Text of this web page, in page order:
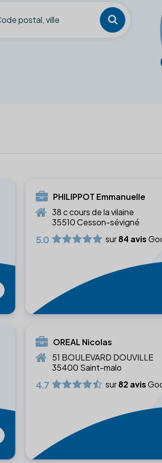
PHILIPPOT Emmanuelle
38 c cours de la vilaine
35510 Cesson-sévigné
5.0 sur84 avis
OREAL Nicolas
51 BOULEVARD DOUVILLE
35400 Saint-malo
4.7 sur82 avis